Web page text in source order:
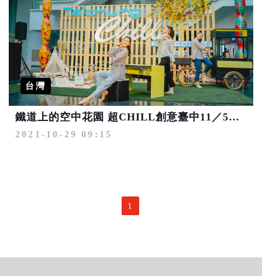
台灣
鐵道上的空中花園 超CHILL創意臺中11／5亮相
2021-10-29 09:15
1